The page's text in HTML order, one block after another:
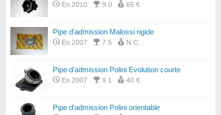
En 2010 9.0 65 €
Pipe d'admission Malossi rigide
En 2007 7.5 N.C.
Pipe d'admission Polini Evolution courte
En 2007 9.1 40 €
Pipe d'admission Polini orientable